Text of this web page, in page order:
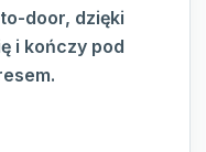
door, dzięki
i kończy pod